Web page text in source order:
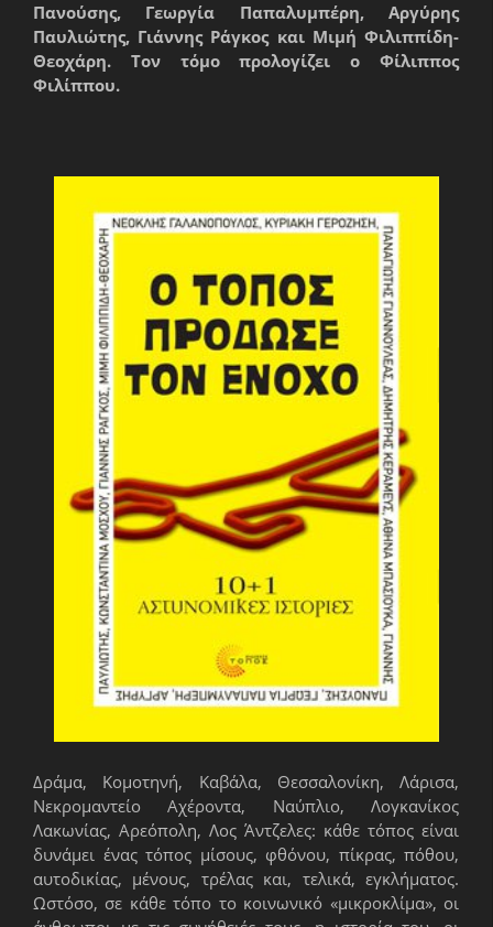
Πανούσης, Γεωργία Παπαλυμπέρη,Αργύρης
Παυλιώτης, Γιάννης Ράγκοςκαι Μιμή Φιλιππίδη-
Θεοχάρη. Τον τόμο προλογίζει ο Φίλιππος
Φιλίππου.
Δράμα, Κομοτηνή, Καβάλα, Θεσσαλονίκη, Λάρισα,
Νεκρομαντείο Αχέροντα, Ναύπλιο, Λογκανίκος
Λακωνίας, Αρεόπολη, Λος Άντζελες: κάθε τόπος είναι
δυνάμει ένας τόπος μίσους, φθόνου, πίκρας, πόθου,
αυτοδικίας, μένους, τρέλας και, τελικά, εγκλήματος.
Ωστόσο, σε κάθε τόπο το κοινωνικό «μικροκλίμα», οι